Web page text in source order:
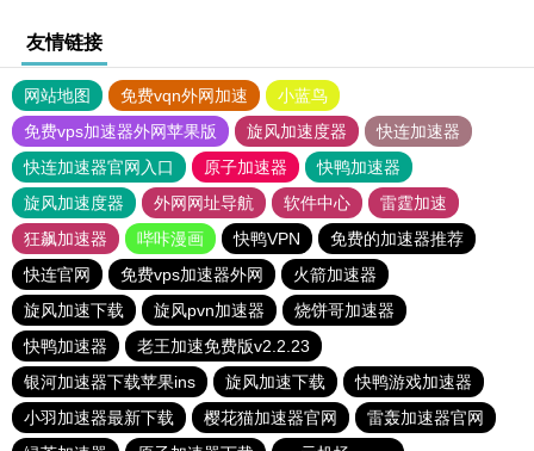
友情链接
网站地图 免费vqn外网加速
小蓝鸟
免费vps加速器外网苹果版
旋风加速度器
快连加速器
快连加速器官网入口
原子加速器
快鸭加速器
旋风加速度器
外网网址导航 软件中心
雷霆加速
狂飙加速器
哔咔漫画 快鸭VPN
免费的加速器推荐
快连官网
免费vps加速器外网
火箭加速器
旋风加速下载
旋风pvn加速器
烧饼哥加速器
快鸭加速器
老王加速免费版v2.2.23
银河加速器下载苹果ins
旋风加速下载
快鸭游戏加速器
小羽加速器最新下载
樱花猫加速器官网
雷轰加速器官网